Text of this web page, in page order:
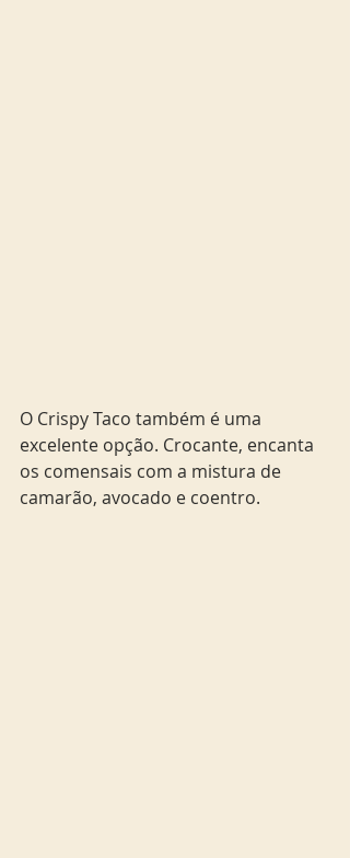
O Crispy Taco também é uma
excelente opção. Crocante, encanta
os comensais com a mistura de
camarão, avocado e coentro.